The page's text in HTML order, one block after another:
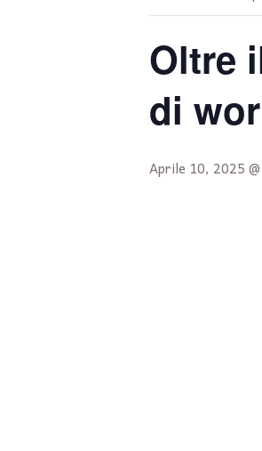
Oltre
di
Aprile 10, 2025